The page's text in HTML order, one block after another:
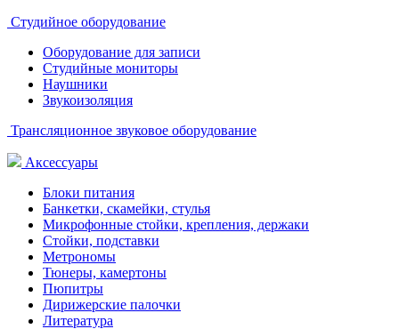
Студийное оборудование
Оборудование для записи
Студийные мониторы
Наушники
Звукоизоляция
Трансляционное звуковое оборудование
Аксессуары
Блоки питания
Банкетки, скамейки, стулья
Микрофонные стойки, крепления, держаки
Стойки, подставки
Метрономы
Тюнеры, камертоны
Пюпитры
Дирижерские палочки
Литература